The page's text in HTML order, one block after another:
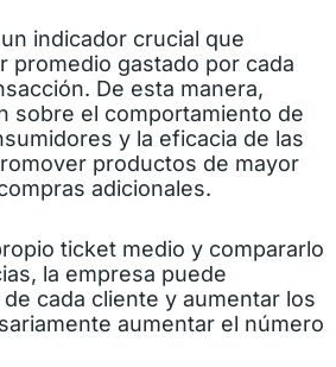
indicador crucial que
promedio gastado por cada
De esta manera,
sobre el comportamiento de
y la eficacia de las
productos de mayor
adicionales.
ticket medio y compararlo
la empresa puede
cada cliente y aumentar los
aumentar el número